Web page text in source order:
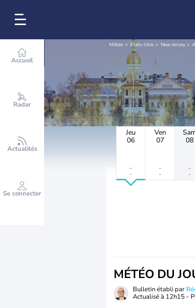
Accueil
Radar
Actualités
Se connecter
Météo Etats-Unis New Jersey
Jeu
06
-
-
Ven
07
-
-
08
-
-
MÉTÉO DU
Bulletin établi par
Actualisé à 12h15 -